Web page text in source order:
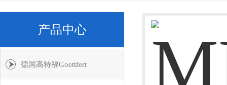
产品中心
德国高特福Goettfert